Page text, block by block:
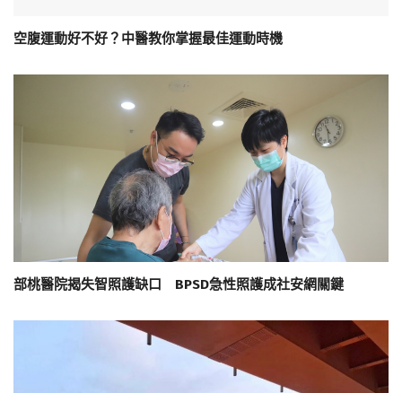
空腹運動好不好？中醫教你掌握最佳運動時機
部桃醫院揭失智照護缺口 BPSD急性照護成社安網關鍵